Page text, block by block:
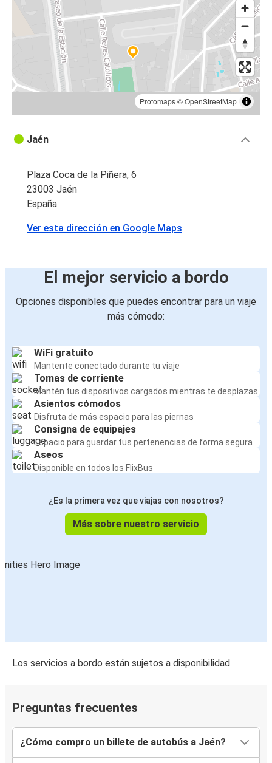
Agen, Luisiana
Nantes
Nantes
Jaén
Jaén
París
Aviñón
La Rochelle
Jaén
Jaén
Nîmes
Jaén
Bruselas
Jaén
Clermont-Ferrand
Protomaps©OpenStreetMap
Jaén
Plaza Coca de la Piñera, 6
23003 Jaén
España
Ver esta dirección en Google Maps
El mejor servicio a bordo
Opciones disponibles que puedes encontrar para un viaje
más cómodo:
WiFi gratuito
Mantente conectado durante tu viaje
Tomas de corriente
Mantén tus dispositivos cargados mientras te desplazas
Asientos cómodos
Disfruta de más espacio para las piernas
Consigna de equipajes
Espacio para guardar tus pertenencias de forma segura
Aseos
Disponible en todos los FlixBus
¿Es la primera vez que viajas con nosotros?
Más sobre nuestro servicio
Los servicios a bordo están sujetos a disponibilidad
Preguntas frecuentes
¿Cómo compro un billete de autobús a Jaén?